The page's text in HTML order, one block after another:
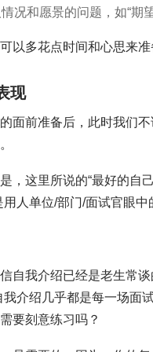
况和愿景的问题，如“期
以多花点时间和心思来
现
面前准备后，此时我们
，这里所说的“最好的自
用人单位/部门/面试官眼
自我介绍已经是老生常
我介绍几乎都是每一场面
要刻意练习吗？